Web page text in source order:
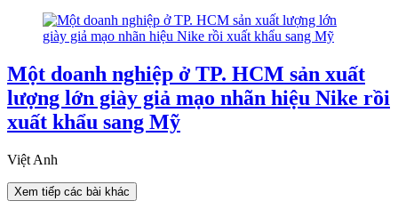
Một doanh nghiệp ở TP. HCM sản xuất
lượng lớn giày giả mạo nhãn hiệu Nike rồi
xuất khẩu sang Mỹ
Việt Anh
Xem tiếp các bài khác